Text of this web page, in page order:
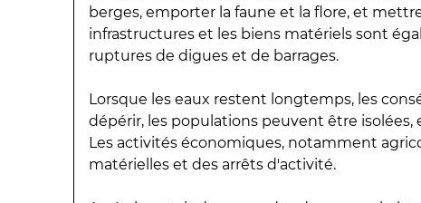
berges, emporter la faune et la flore, et
infrastructures et les biens matériels sont
ruptures de digues et de barrages.
Lorsque les eaux restent longtemps, les
dépérir, les populations peuvent être
Les activités économiques, notamment
matérielles et des arrêts d'activité.